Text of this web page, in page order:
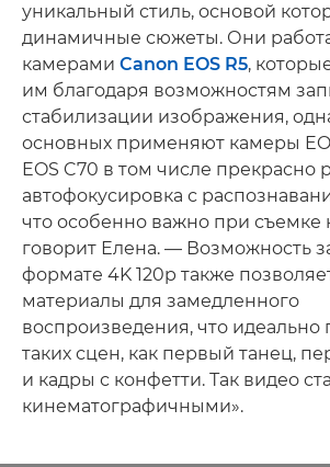
уникальный стиль, основой
динамичные сюжеты. Они
камерами Canon EOS R5,
им благодаря возможностям
стабилизации изображения,
основных применяют камеры
EOS C70 в том числе прекрасно
автофокусировка с
что особенно важно при съемке
говорит Елена. — Возможность
формате 4K 120p также
материалы для замедленного
воспроизведения, что идеально
таких сцен, как первый танец,
и кадры с конфетти. Так видео
кинематографичными».